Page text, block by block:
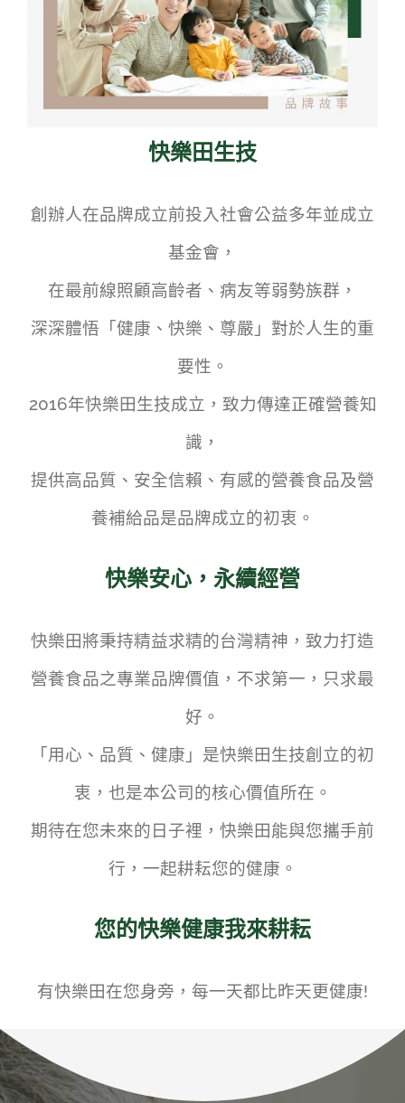
快樂田生技
創辦人在品牌成立前投入社會公益多年並成立
基金會，
在最前線照顧高齡者、病友等弱勢族群，
深深體悟「健康、快樂、尊嚴」對於人生的重
要性。
2016年快樂田生技成立，致力傳達正確營養知
識，
提供高品質、安全信賴、有感的營養食品及營
養補給品是品牌成立的初衷。
快樂安心，永續經營
快樂田將秉持精益求精的台灣精神，致力打造
營養食品之專業品牌價值，不求第一，只求最
好。
「用心、品質、健康」是快樂田生技創立的初
衷，也是本公司的核心價值所在。
期待在您未來的日子裡，快樂田能與您攜手前
行，一起耕耘您的健康。
您的快樂健康我來耕耘
有快樂田在您身旁，每一天都比昨天更健康!